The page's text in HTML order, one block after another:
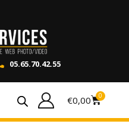
05.65.70.42.55
€0,00 0